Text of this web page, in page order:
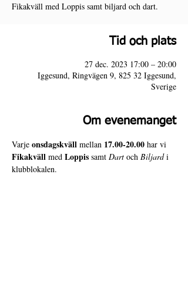
Fikakväll med Loppis samt biljard och dart.
Tid och plats
27 dec. 2023 17:00 – 20:00
Iggesund, Ringvägen 9, 825 32 Iggesund,
Sverige
Om evenemanget
Varje onsdagskväll mellan 17.00-20.00 har vi
Fikakväll med Loppis samt Dart och Biljard i
klubblokalen.